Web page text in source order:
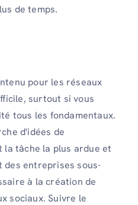
de temps.
pour les réseaux
surtout si vous
tous les fondamentaux.
d'idées de
la tâche la plus ardue et
des entreprises sous-
à la création de
sociaux. Suivre le